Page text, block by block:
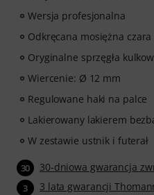
Wersja profesjonalna
Odkręcana mosiężna
Oryginalne sprzęgła
Wiercenie: Ø 12 mm
Regulowane haki na palce
Lakierowany lakierem
W zestawie ustnik i futerał
30 30-dniowa gwarancja
3 3 lata gwarancji